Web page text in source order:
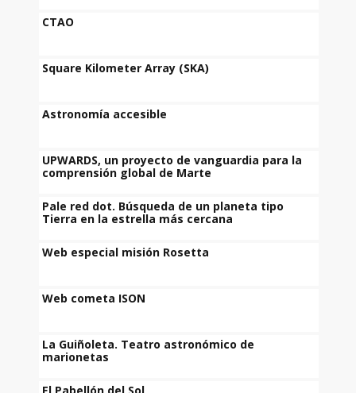
CTAO
Square Kilometer Array (SKA)
Astronomía accesible
UPWARDS, un proyecto de vanguardia para la
comprensión global de Marte
Pale red dot. Búsqueda de un planeta tipo
Tierra en la estrella más cercana
Web especial misión Rosetta
Web cometa ISON
La Guiñoleta. Teatro astronómico de
marionetas